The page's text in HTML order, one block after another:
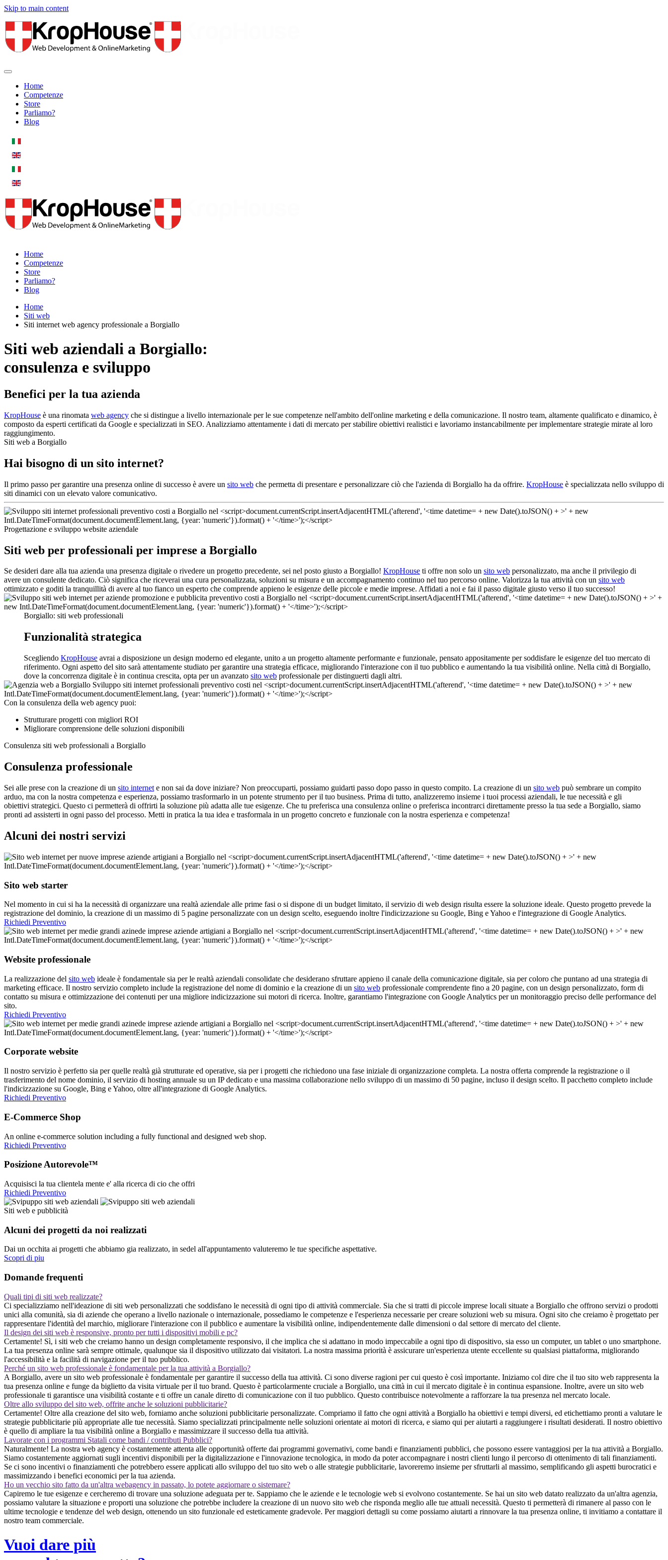
Skip to main content
Home
Competenze
Store
Parliamo?
Blog
Home
Competenze
Store
Parliamo?
Blog
Home
Siti web
Siti internet web agency professionale a Borgiallo
Siti web aziendali a Borgiallo:
consulenza e sviluppo
Benefici per la tua azienda
KropHouse è una rinomata web agency che si distingue a livello internazionale per le sue competenze nell'ambito dell'online marketing e della comunicazione. Il nostro team, altamente qualificato e dinamico, è
composto da esperti certificati da Google e specializzati in SEO. Analizziamo attentamente i dati di mercato per stabilire obiettivi realistici e lavoriamo instancabilmente per implementare strategie mirate al loro
raggiungimento.
Siti web a Borgiallo
Hai bisogno di un sito internet?
Il primo passo per garantire una presenza online di successo è avere un sito web che permetta di presentare e personalizzare ciò che l'azienda di Borgiallo ha da offrire. KropHouse è specializzata nello sviluppo di
siti dinamici con un elevato valore comunicativo.
Progettazione e sviluppo website aziendale
Siti web per professionali per imprese a Borgiallo
Se desideri dare alla tua azienda una presenza digitale o rivedere un progetto precedente, sei nel posto giusto a Borgiallo! KropHouse ti offre non solo un sito web personalizzato, ma anche il privilegio di
avere un consulente dedicato. Ciò significa che riceverai una cura personalizzata, soluzioni su misura e un accompagnamento continuo nel tuo percorso online. Valorizza la tua attività con un sito web
ottimizzato e goditi la tranquillità di avere al tuo fianco un esperto che comprende appieno le esigenze delle piccole e medie imprese. Affidati a noi e fai il passo digitale giusto verso il tuo successo!
Borgiallo: siti web professionali
Funzionalità strategica
Scegliendo KropHouse avrai a disposizione un design moderno ed elegante, unito a un progetto altamente performante e funzionale, pensato appositamente per soddisfare le esigenze del tuo mercato di
riferimento. Ogni aspetto del sito sarà attentamente studiato per garantire una strategia efficace, migliorando l'interazione con il tuo pubblico e aumentando la tua visibilità online. Nella città di Borgiallo,
dove la concorrenza digitale è in continua crescita, opta per un avanzato sito web professionale per distinguerti dagli altri.
Con la consulenza della web agency puoi:
Strutturare progetti con migliori ROI
Migliorare comprensione delle soluzioni disponibili
Consulenza siti web professionali a Borgiallo
Consulenza professionale
Sei alle prese con la creazione di un sito internet e non sai da dove iniziare? Non preoccuparti, possiamo guidarti passo dopo passo in questo compito. La creazione di un sito web può sembrare un compito
arduo, ma con la nostra competenza e esperienza, possiamo trasformarlo in un potente strumento per il tuo business. Prima di tutto, analizzeremo insieme i tuoi processi aziendali, le tue necessità e gli
obiettivi strategici. Questo ci permetterà di offrirti la soluzione più adatta alle tue esigenze. Che tu preferisca una consulenza online o preferisca incontrarci direttamente presso la tua sede a Borgiallo, siamo
pronti ad assisterti in ogni passo del processo. Metti in pratica la tua idea e trasformala in un progetto concreto e funzionale con la nostra esperienza e competenza!
Alcuni dei nostri servizi
Sito web starter
Nel momento in cui si ha la necessità di organizzare una realtà aziendale alle prime fasi o si dispone di un budget limitato, il servizio di web design risulta essere la soluzione ideale. Questo progetto prevede la
registrazione del dominio, la creazione di un massimo di 5 pagine personalizzate con un design scelto, eseguendo inoltre l'indicizzazione su Google, Bing e Yahoo e l'integrazione di Google Analytics.
Richiedi Preventivo
Website professionale
La realizzazione del sito web ideale è fondamentale sia per le realtà aziendali consolidate che desiderano sfruttare appieno il canale della comunicazione digitale, sia per coloro che puntano ad una strategia di
marketing efficace. Il nostro servizio completo include la registrazione del nome di dominio e la creazione di un sito web professionale comprendente fino a 20 pagine, con un design personalizzato, form di
contatto su misura e ottimizzazione dei contenuti per una migliore indicizzazione sui motori di ricerca. Inoltre, garantiamo l'integrazione con Google Analytics per un monitoraggio preciso delle performance del
sito.
Richiedi Preventivo
Corporate website
Il nostro servizio è perfetto sia per quelle realtà già strutturate ed operative, sia per i progetti che richiedono una fase iniziale di organizzazione completa. La nostra offerta comprende la registrazione o il
trasferimento del nome dominio, il servizio di hosting annuale su un IP dedicato e una massima collaborazione nello sviluppo di un massimo di 50 pagine, incluso il design scelto. Il pacchetto completo include
l'indicizzazione su Google, Bing e Yahoo, oltre all'integrazione di Google Analytics.
Richiedi Preventivo
E-Commerce Shop
An online e-commerce solution including a fully functional and designed web shop.
Richiedi Preventivo
Posizione Autorevole™
Acquisisci la tua clientela mente e' alla ricerca di cio che offri
Richiedi Preventivo
Siti web e pubblicità
Alcuni dei progetti da noi realizzati
Dai un occhita ai progetti che abbiamo gia realizzato, in sedel all'appuntamento valuteremo le tue specifiche aspettative.
Scopri di piu
Domande frequenti
Quali tipi di siti web realizzate?
Ci specializziamo nell'ideazione di siti web personalizzati che soddisfano le necessità di ogni tipo di attività commerciale. Sia che si tratti di piccole imprese locali situate a Borgiallo che offrono servizi o prodotti
unici alla comunità, sia di aziende che operano a livello nazionale o internazionale, possediamo le competenze e l'esperienza necessarie per creare soluzioni web su misura. Ogni sito che creiamo è progettato per
rappresentare l'identità del marchio, migliorare l'interazione con il pubblico e aumentare la visibilità online, indipendentemente dalle dimensioni o dal settore di mercato del cliente.
Il design dei siti web è responsive, pronto per tutti i dispositivi mobili e pc?
Certamente! Sì, i siti web che creiamo hanno un design completamente responsivo, il che implica che si adattano in modo impeccabile a ogni tipo di dispositivo, sia esso un computer, un tablet o uno smartphone.
La tua presenza online sarà sempre ottimale, qualunque sia il dispositivo utilizzato dai visitatori. La nostra massima priorità è assicurare un'esperienza utente eccellente su qualsiasi piattaforma, migliorando
l'accessibilità e la facilità di navigazione per il tuo pubblico.
Perché un sito web professionale è fondamentale per la tua attività a Borgiallo?
A Borgiallo, avere un sito web professionale è fondamentale per garantire il successo della tua attività. Ci sono diverse ragioni per cui questo è così importante. Iniziamo col dire che il tuo sito web rappresenta la
tua presenza online e funge da biglietto da visita virtuale per il tuo brand. Questo è particolarmente cruciale a Borgiallo, una città in cui il mercato digitale è in continua espansione. Inoltre, avere un sito web
professionale ti garantisce una visibilità costante e ti offre un canale diretto di comunicazione con il tuo pubblico. Questo contribuisce notevolmente a rafforzare la tua presenza nel mercato locale.
Oltre allo sviluppo del sito web, offrite anche le soluzioni pubblicitarie?
Certamente! Oltre alla creazione del sito web, forniamo anche soluzioni pubblicitarie personalizzate. Compriamo il fatto che ogni attività a Borgiallo ha obiettivi e tempi diversi, ed etichettiamo pronti a valutare le
strategie pubblicitarie più appropriate alle tue necessità. Siamo specializzati principalmente nelle soluzioni orientate ai motori di ricerca, e siamo qui per aiutarti a raggiungere i risultati desiderati. Il nostro obiettivo
è quello di ampliare la tua visibilità online a Borgiallo e massimizzare il successo della tua attività.
Lavorate con i programmi Statali come bandi / contributi Pubblici?
Naturalmente! La nostra web agency è costantemente attenta alle opportunità offerte dai programmi governativi, come bandi e finanziamenti pubblici, che possono essere vantaggiosi per la tua attività a Borgiallo.
Siamo costantemente aggiornati sugli incentivi disponibili per la digitalizzazione e l'innovazione tecnologica, in modo da poter accompagnare i nostri clienti lungo il percorso di ottenimento di tali finanziamenti.
Se ci sono incentivi o finanziamenti che potrebbero essere applicati allo sviluppo del tuo sito web o alle strategie pubblicitarie, lavoreremo insieme per sfruttarli al massimo, semplificando gli aspetti burocratici e
massimizzando i benefici economici per la tua azienda.
Ho un vecchio sito fatto da un'altra webagency in passato, lo potete aggiornare o sistemare?
Capiremo le tue esigenze e cercheremo di trovare una soluzione adeguata per te. Sappiamo che le aziende e le tecnologie web si evolvono costantemente. Se hai un sito web datato realizzato da un'altra agenzia,
possiamo valutare la situazione e proporti una soluzione che potrebbe includere la creazione di un nuovo sito web che risponda meglio alle tue attuali necessità. Questo ti permetterà di rimanere al passo con le
ultime tecnologie e tendenze del web design, ottenendo un sito funzionale ed esteticamente gradevole. Per maggiori dettagli su come possiamo aiutarti a rinnovare la tua presenza online, ti invitiamo a contattare il
nostro team commerciale.
Vuoi dare più